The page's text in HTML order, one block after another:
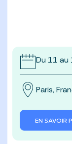
Du 11 au
Paris,
EN SAVOIR